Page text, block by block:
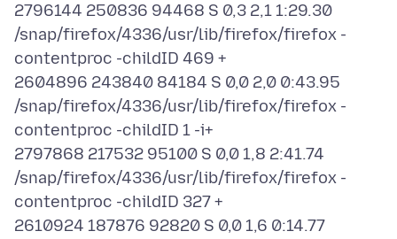
2796144 250836 94468 S 0,3 2,1 1:29.30
/snap/firefox/4336/usr/lib/firefox/firefox -
contentproc -childID 469 +
2604896 243840 84184 S 0,0 2,0 0:43.95
/snap/firefox/4336/usr/lib/firefox/firefox -
contentproc -childID 1 -i+
2797868 217532 95100 S 0,0 1,8 2:41.74
/snap/firefox/4336/usr/lib/firefox/firefox -
contentproc -childID 327 +
2610924 187876 92820 S 0,0 1,6 0:14.77